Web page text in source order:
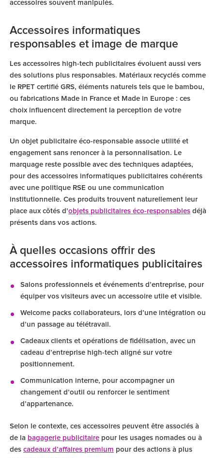
accessoires souvent manipulés.
Accessoires informatiques
responsables et image de marque
Les accessoires high-tech publicitaires évoluent aussi vers
des solutions plus responsables. Matériaux recyclés comme
le RPET certifié GRS, éléments naturels tels que le bambou,
ou fabrications Made in France et Made in Europe : ces
choix influencent directement la perception de votre
marque.
Un objet publicitaire éco-responsable associe utilité et
engagement sans renoncer à la personnalisation. Le
marquage reste possible avec des techniques adaptées,
pour des accessoires informatiques publicitaires cohérents
avec une politique RSE ou une communication
institutionnelle. Ces produits trouvent naturellement leur
place aux côtés d’objets publicitaires éco-responsables déjà
présents dans vos actions.
À quelles occasions offrir des
accessoires informatiques publicitaires
Salons professionnels et événements d’entreprise, pour
équiper vos visiteurs avec un accessoire utile et visible.
Welcome packs collaborateurs, lors d’une intégration ou
d’un passage au télétravail.
Cadeaux clients et opérations de fidélisation, avec un
cadeau d’entreprise high-tech aligné sur votre
positionnement.
Communication interne, pour accompagner un
changement d’outil ou renforcer le sentiment
d’appartenance.
Selon le contexte, ces accessoires peuvent être associés à
de la bagagerie publicitaire pour les usages nomades ou à
des cadeaux d’affaires premium pour des actions à plus